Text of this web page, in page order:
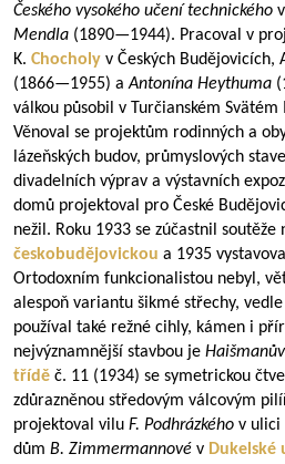
Českého vysokého učení technického
Mendla (1890—1944). Pracoval v
K. Chocholy v Českých Budějovicích,
(1866—1955) aAntonína Heythuma (
válkou působil v Turčianském
Věnoval se projektům rodinných a
lázeňských budov, průmyslových
divadelních výprav a výstavních
domů projektoval pro České
nežil. Roku 1933 se zúčastnil soutěže
českobudějovickou a 1935
Ortodoxním funkcionalistou nebyl,
alespoň variantu šikmé střechy,
používal také režné cihly, kámen i
nejvýznamnější stavbou je Haišmanův
třídě č. 11 (1934) se symetrickou
zdůrazněnou středovým válcovým
projektoval vilu F. Podhrázkého v ulici
dům B. Zimmermannové v Dukelské